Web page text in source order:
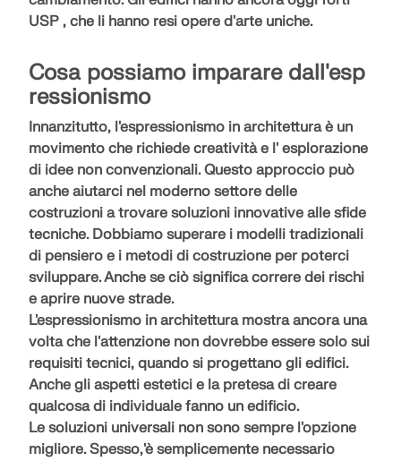
USP , che li hanno resi opere d'arte uniche.
Cosa possiamo imparare dall'esp
ressionismo
Innanzitutto, l'espressionismo in architettura è un
movimento che richiede creativitàe l' esplorazione
di idee non convenzionali. Questo approccio può
anche aiutarci nel moderno settore delle
costruzioni a trovare soluzioni innovative alle sfide
tecniche. Dobbiamo superare i modelli tradizionali
di pensiero e i metodi di costruzione per poterci
sviluppare. Anche se ciò significa correre dei rischi
e aprire nuove strade.
L'espressionismo in architettura mostra ancora una
volta che l'attenzione non dovrebbe essere solo sui
requisiti tecnici, quando si progettano gli edifici.
Anche gli aspetti estetici e la pretesadi creare
qualcosa di individuale fanno un edificio.
Le soluzioni universali non sono sempre l'opzione
migliore. Spesso,'è semplicemente necessario